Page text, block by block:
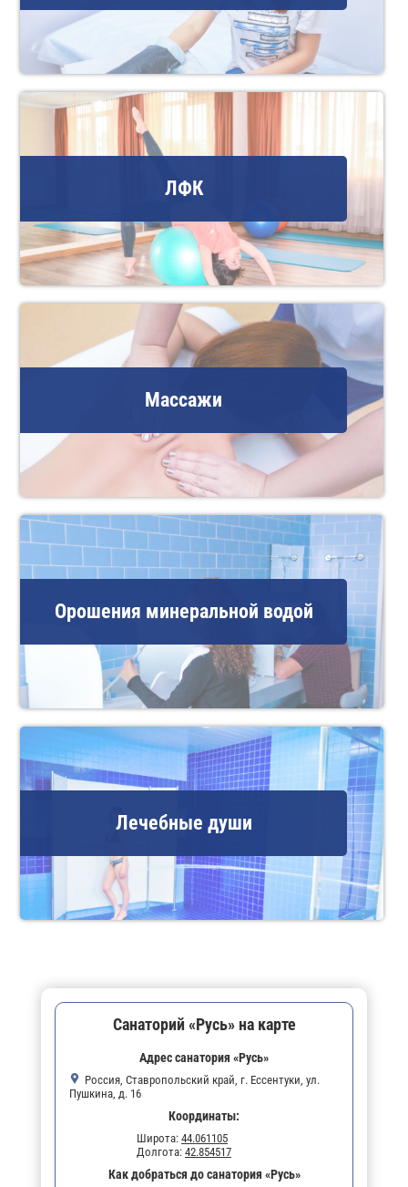
ЛФК
Массажи
Орошения минеральной водой
Лечебные души
Санаторий «Русь» на карте
Адрес санатория «Русь»
Россия, Ставропольский край, г. Ессентуки, ул.
Пушкина, д. 16
Координаты:
Широта: 44.061105
Долгота: 42.854517
Как добраться до санатория «Русь»